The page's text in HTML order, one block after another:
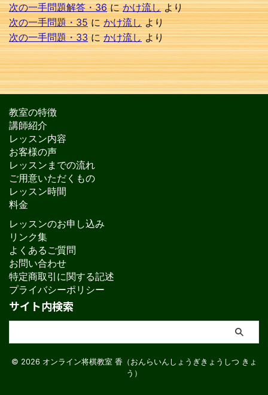
次の一手問題解答・36にかけ流しより
次の一手問題・35にかけ流しより
次の一手問題・33にかけ流しより
教室の特徴
講師紹介
レッスン内容
お客様の声
レッスンまでの流れ
ご用意いただくもの
レッスン時間
料金
レッスンのお申し込み
リンク集
よくあるご質問
お問い合わせ
特定商取引に関する記述
プライバシーポリシー
サイト内検索
© 2026 オンライン将棋教室 香（おんらいんしょうぎきょうしつ きょ
う）